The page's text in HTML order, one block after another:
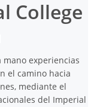
College
mano experiencias
el camino hacia
mediante el
del Imperial